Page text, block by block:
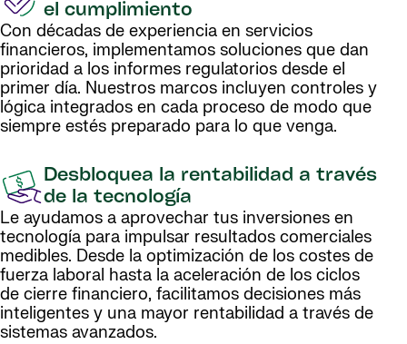
el cumplimiento
Con décadas de experiencia en servicios
financieros, implementamos soluciones que dan
prioridad a los informes regulatorios desde el
primer día. Nuestros marcos incluyen controles y
lógica integrados en cada proceso de modo que
siempre estés preparado para lo que venga.
Desbloquea la rentabilidad a través
de la tecnología
Le ayudamos a aprovechar tus inversiones en
tecnología para impulsar resultados comerciales
medibles. Desde la optimización de los costes de
fuerza laboral hasta la aceleración de los ciclos
de cierre financiero, facilitamos decisiones más
inteligentes y una mayor rentabilidad a través de
sistemas avanzados.